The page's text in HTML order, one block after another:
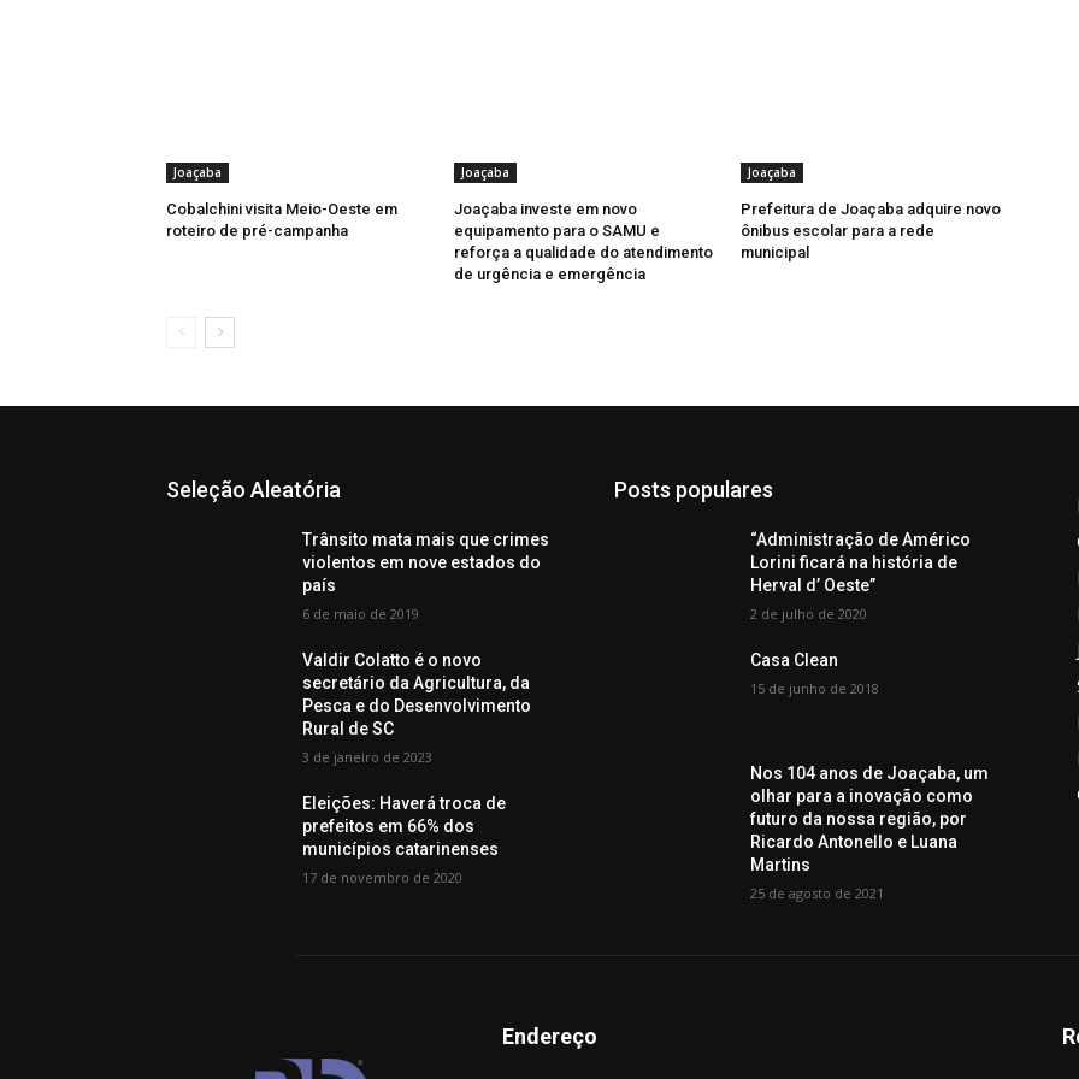
Joaçaba
Cobalchini visita Meio-Oeste em
roteiro de pré-campanha
Joaçaba
Joaçaba investe em novo
equipamento para o SAMU e
reforça a qualidade do atendimento
de urgência e emergência
Joaçaba
Prefeitura de Joaçaba adquire novo
ônibus escolar para a rede
municipal
Seleção Aleatória
Trânsito mata mais que crimes
violentos em nove estados do
país
6 de maio de 2019
Valdir Colatto é o novo
secretário da Agricultura, da
Pesca e do Desenvolvimento
Rural de SC
3 de janeiro de 2023
Eleições: Haverá troca de
prefeitos em 66% dos
municípios catarinenses
17 de novembro de 2020
Posts populares
“Administração de Américo
Lorini ficará na história de
Herval d’ Oeste”
2 de julho de 2020
Casa Clean
15 de junho de 2018
Nos 104 anos de Joaçaba, um
olhar para a inovação como
futuro da nossa região, por
Ricardo Antonello e Luana
Martins
25 de agosto de 2021
Endereço